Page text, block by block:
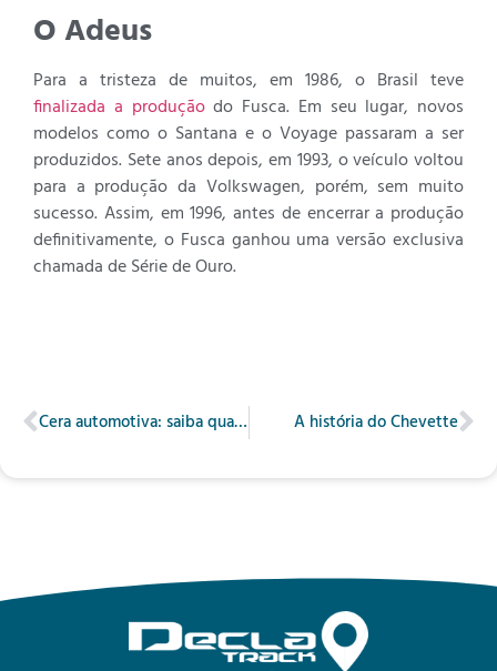
O Adeus
Para a tristeza de muitos, em 1986, o Brasil teve
finalizada a produçãodo Fusca. Em seu lugar, novos
modelos como o Santana e o Voyage passaram a ser
produzidos. Sete anos depois, em 1993, o veículo voltou
para a produção da Volkswagen, porém, sem muito
sucesso. Assim, em 1996, antes de encerrar a produção
definitivamente, o Fusca ganhou uma versão exclusiva
chamada de Série de Ouro.
Cera automotiva: saiba qual a melhor para seu veículo A história do Chevette